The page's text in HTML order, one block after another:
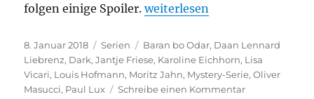
folgen einige Spoiler.„Dark“
weiterlesen
Veröffentlicht
am
8. Januar 2018 Kategorien
Serien Schlagwörter
Baran bo Odar, Daan Lennard
Liebrenz, Dark,Jantje Friese, Karoline Eichhorn, Lisa
Vicari, Louis Hofmann, Moritz Jahn, Mystery-Serie,Oliver
Masucci, Paul Lux Schreibe einen Kommentarzu